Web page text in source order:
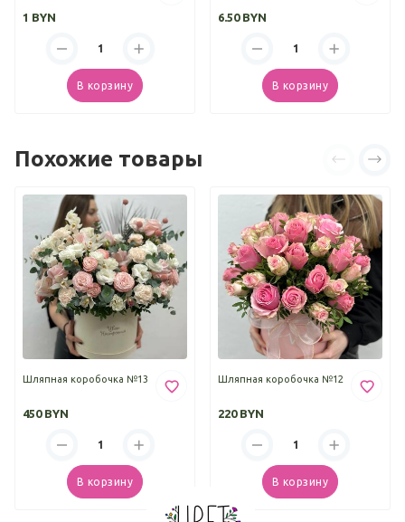
1 BYN
В корзину
6.50 BYN
В корзину
Похожие товары
Шляпная коробочка №13
450 BYN
В корзину
Шляпная коробочка №12
220 BYN
В корзину